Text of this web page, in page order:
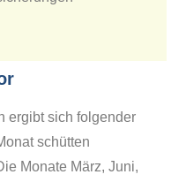
ergibt sich folgender
schütten
Monate März, Juni,